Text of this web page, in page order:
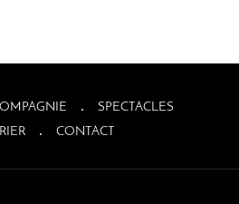
SPECTACLES
CONTACT